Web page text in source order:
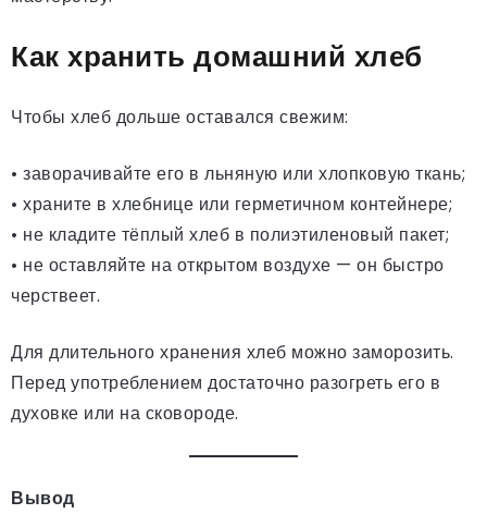
Как хранить домашний хлеб
Чтобы хлеб дольше оставался свежим:
• заворачивайте его в льняную или хлопковую ткань;
• храните в хлебнице или герметичном контейнере;
• не кладите тёплый хлеб в полиэтиленовый пакет;
• не оставляйте на открытом воздухе — он быстро
черствеет.
Для длительного хранения хлеб можно заморозить.
Перед употреблением достаточно разогреть его в
духовке или на сковороде.
Вывод